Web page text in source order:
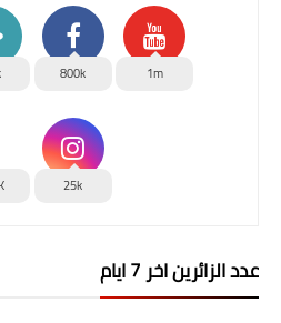
1m
800k
25k
عدد الزائرين اخر 7 ايام